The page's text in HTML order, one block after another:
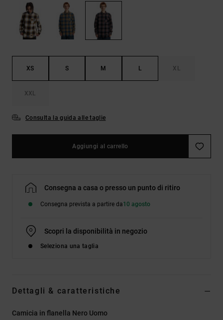
risposte
alle
domande
più
contatto.
XS S M L XL
XXL
Consulta la guida alle taglie
Aggiungi al carrello
Consegna a casa o presso un punto di ritiro
Consegna prevista a partire da10 agosto
Scopri la disponibilità in negozio
Seleziona una taglia
Dettagli & caratteristiche
Camicia in flanella Nero Uomo